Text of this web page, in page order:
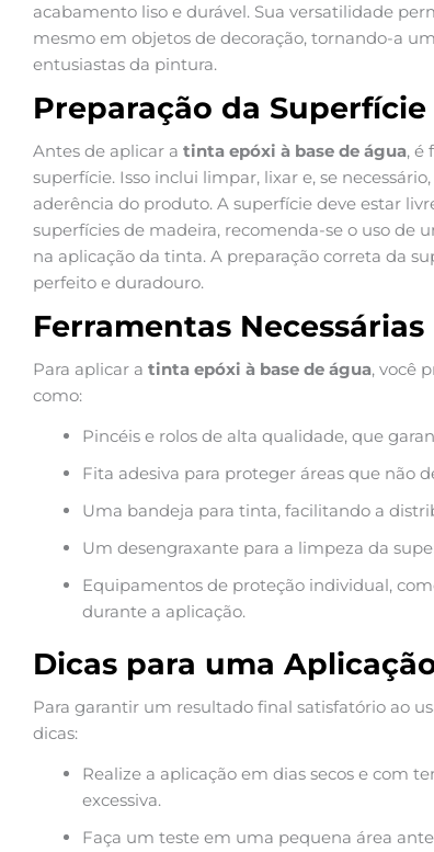
acabamento liso e durável. Sua versatilidade
mesmo em objetos de decoração, tornando-a
entusiastas da pintura.
Preparação da
Antes de aplicar a tinta epóxi à base de água, é
superfície. Isso inclui limpar, lixar e, se
aderência do produto. A superfície deve estar
superfícies de madeira, recomenda-se o uso de
na aplicação da tinta. A preparação correta da
perfeito e duradouro.
Ferramentas
Para aplicar a tinta epóxi à base de água, você
como:
Pincéis e rolos de alta qualidade, que
Fita adesiva para proteger áreas que não
Uma bandeja para tinta, facilitando a
Um desengraxante para a limpeza da
Equipamentos de proteção individual,
durante a aplicação.
Dicas para uma
Para garantir um resultado final satisfatório ao
dicas:
Realize a aplicação em dias secos e com
excessiva.
Faça um teste em uma pequena área